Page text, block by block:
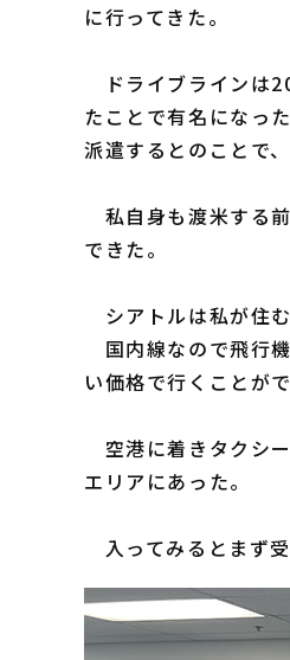
に行ってきた。
ドライブラインは
たことで有名になっ
派遣するとのことで
私自身も渡米する
できた。
シアトルは私が住
国内線なので飛行
い価格で行くことがで
空港に着きタクシ
エリアにあった。
入ってみるとまず